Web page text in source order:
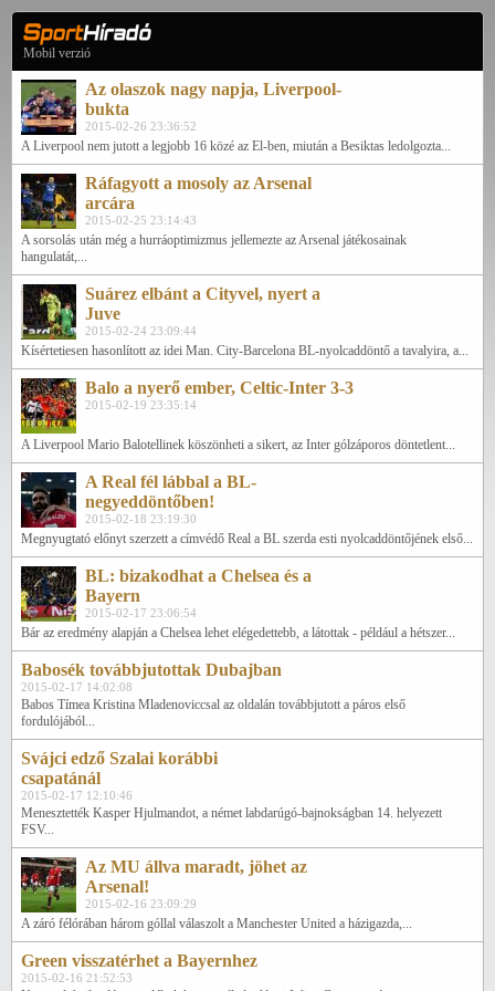
Mobil verzió
Az olaszok nagy napja, Liverpool-
bukta
2015-02-26 23:36:52
A Liverpool nem jutott a legjobb 16 közé az El-ben, miután a Besiktas ledolgozta...
Ráfagyott a mosoly az Arsenal
arcára
2015-02-25 23:14:43
A sorsolás után még a hurráoptimizmus jellemezte az Arsenal játékosainak
hangulatát,...
Suárez elbánt a Cityvel, nyert a
Juve
2015-02-24 23:09:44
Kísértetiesen hasonlított az idei Man. City-Barcelona BL-nyolcaddöntő a tavalyira, a...
Balo a nyerő ember, Celtic-Inter 3-3
2015-02-19 23:35:14
A Liverpool Mario Balotellinek köszönheti a sikert, az Inter gólzáporos döntetlent...
A Real fél lábbal a BL-
negyeddöntőben!
2015-02-18 23:19:30
Megnyugtató előnyt szerzett a címvédő Real a BL szerda esti nyolcaddöntőjének első...
BL: bizakodhat a Chelsea és a
Bayern
2015-02-17 23:06:54
Bár az eredmény alapján a Chelsea lehet elégedettebb, a látottak - például a hétszer...
Babosék továbbjutottak Dubajban
2015-02-17 14:02:08
Babos Tímea Kristina Mladenoviccsal az oldalán továbbjutott a páros első
fordulójából...
Svájci edző Szalai korábbi
csapatánál
2015-02-17 12:10:46
Menesztették Kasper Hjulmandot, a német labdarúgó-bajnokságban 14. helyezett
FSV...
Az MU állva maradt, jöhet az
Arsenal!
2015-02-16 23:09:29
A záró félórában három góllal válaszolt a Manchester United a házigazda,...
Green visszatérhet a Bayernhez
2015-02-16 21:52:53